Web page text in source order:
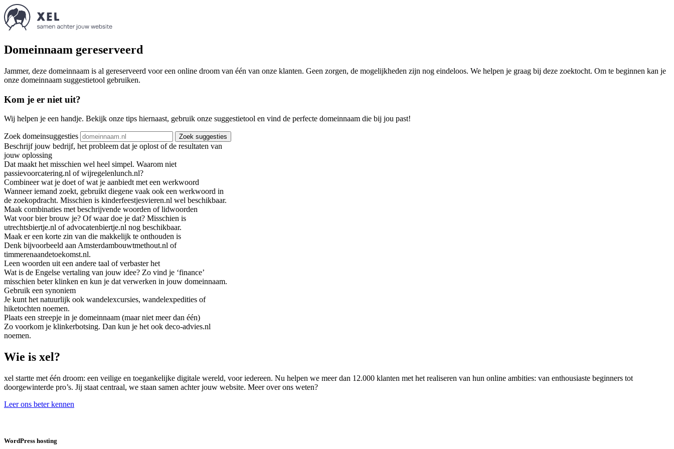
Domeinnaam gereserveerd
Jammer, deze domeinnaam is al gereserveerd voor een online droom van één van onze klanten. Geen zorgen, de mogelijkheden zijn nog eindeloos. We helpen je graag bij deze zoektocht. Om te beginnen kan je
onze domeinnaam suggestietool gebruiken.
Kom je er niet uit?
Wij helpen je een handje. Bekijk onze tips hiernaast, gebruik onze suggestietool en vind de perfecte domeinnaam die bij jou past!
Zoek domeinsuggesties Zoek suggesties
Beschrijf jouw bedrijf, het probleem dat je oplost of de resultaten van
jouw oplossing
Dat maakt het misschien wel heel simpel. Waarom niet
passievoorcatering.nl of wijregelenlunch.nl?
Combineer wat je doet of wat je aanbiedt met een werkwoord
Wanneer iemand zoekt, gebruikt diegene vaak ook een werkwoord in
de zoekopdracht. Misschien is kinderfeestjesvieren.nl wel beschikbaar.
Maak combinaties met beschrijvende woorden of lidwoorden
Wat voor bier brouw je? Of waar doe je dat? Misschien is
utrechtsbiertje.nl of advocatenbiertje.nl nog beschikbaar.
Maak er een korte zin van die makkelijk te onthouden is
Denk bijvoorbeeld aan Amsterdambouwtmethout.nl of
timmerenaandetoekomst.nl.
Leen woorden uit een andere taal of verbaster het
Wat is de Engelse vertaling van jouw idee? Zo vind je ‘finance’
misschien beter klinken en kun je dat verwerken in jouw domeinnaam.
Gebruik een synoniem
Je kunt het natuurlijk ook wandelexcursies, wandelexpedities of
hiketochten noemen.
Plaats een streepje in je domeinnaam (maar niet meer dan één)
Zo voorkom je klinkerbotsing. Dan kun je het ook deco-advies.nl
noemen.
Wie is xel?
xel startte met één droom: een veilige en toegankelijke digitale wereld, voor iedereen. Nu helpen we meer dan 12.000 klanten met het realiseren van hun online ambities: van enthousiaste beginners tot
doorgewinterde pro’s. Jij staat centraal, we staan samen achter jouw website. Meer over ons weten?
Leer ons beter kennen
WordPress hosting